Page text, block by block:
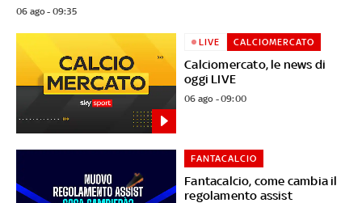
06 ago - 09:35
Calciomercato, le news di
oggi LIVE
LIVE CALCIOMERCATO
06 ago - 09:00
Fantacalcio, come cambia il
regolamento assist
FANTACALCIO